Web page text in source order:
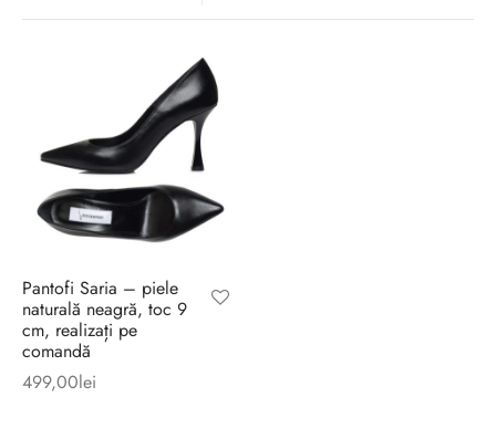
Pantofi Saria – piele
naturală neagră, toc 9
cm, realizați pe
comandă
499,00lei